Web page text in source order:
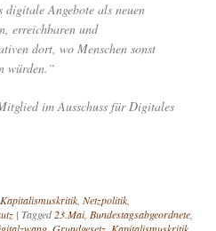
Angebote als neuen
erreichbaren und
dort, wo Menschen sonst
würden.“
im Ausschuss für Digitales
Kapitalismuskritik, Netzpolitik,
| Tagged23.Mai, Bundestagsabgeordnete,